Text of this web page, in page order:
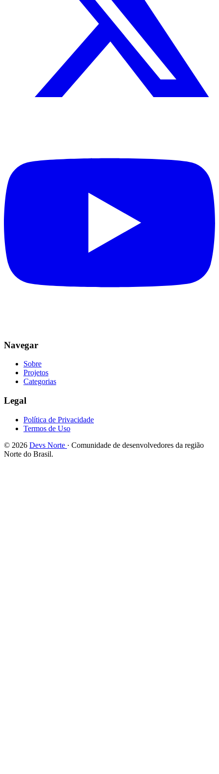
Navegar
Sobre
Projetos
Categorias
Legal
Política de Privacidade
Termos de Uso
© 2026 Devs Norte · Comunidade de desenvolvedores da região
Norte do Brasil.